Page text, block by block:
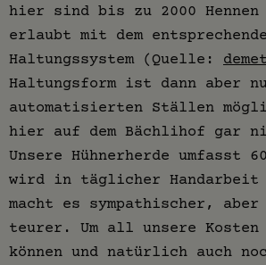
hier sind bis zu 2000
erlaubt mit dem
Haltungssystem (Quelle:
Haltungsform ist dann aber
automatisierten Ställen
hier auf dem Bächlihof gar
Unsere Hühnerherde umfasst
wird in täglicher Handarbeit
macht es sympathischer,
teurer. Um all unsere Kosten
können und natürlich auch